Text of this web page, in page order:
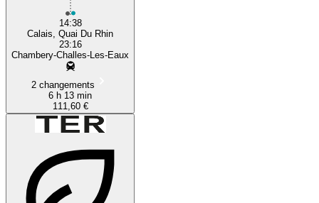
14:38
Calais, Quai Du Rhin
23:16
Chambery-Challes-Les-Eaux
2 changements
6 h 13 min
111,60 €